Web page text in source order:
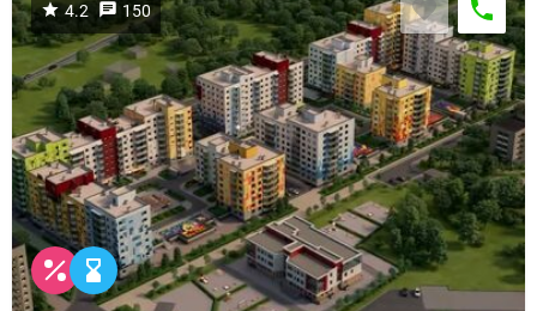
4.2 150